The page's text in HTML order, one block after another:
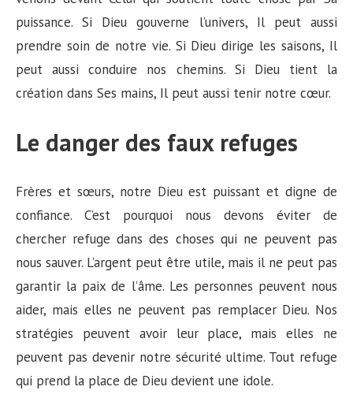
puissance. Si Dieu gouverne l’univers, Il peut aussi
prendre soin de notre vie. Si Dieu dirige les saisons, Il
peut aussi conduire nos chemins. Si Dieu tient la
création dans Ses mains, Il peut aussi tenir notre cœur.
Le danger des faux refuges
Frères et sœurs, notre Dieu est puissant et digne de
confiance. C’est pourquoi nous devons éviter de
chercher refuge dans des choses qui ne peuvent pas
nous sauver. L’argent peut être utile, mais il ne peut pas
garantir la paix de l’âme. Les personnes peuvent nous
aider, mais elles ne peuvent pas remplacer Dieu. Nos
stratégies peuvent avoir leur place, mais elles ne
peuvent pas devenir notre sécurité ultime. Tout refuge
qui prend la place de Dieu devient une idole.